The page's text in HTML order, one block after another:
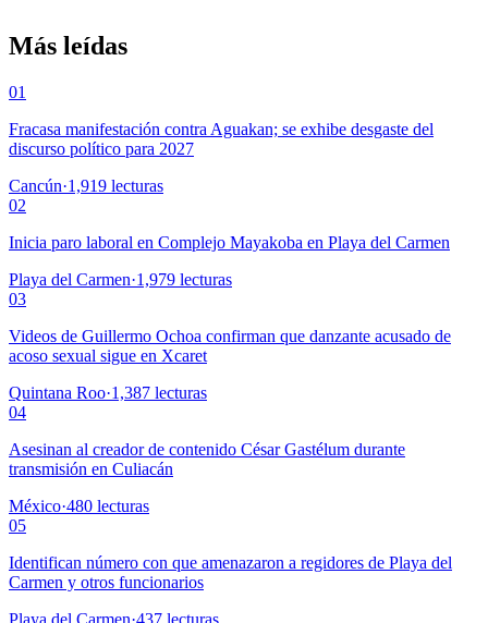
Más leídas
01
Fracasa manifestación contra Aguakan; se exhibe desgaste del
discurso político para 2027
Cancún·1,919 lecturas
02
Inicia paro laboral en Complejo Mayakoba en Playa del Carmen
Playa del Carmen·1,979 lecturas
03
Videos de Guillermo Ochoa confirman que danzante acusado de
acoso sexual sigue en Xcaret
Quintana Roo·1,387 lecturas
04
Asesinan al creador de contenido César Gastélum durante
transmisión en Culiacán
México·480 lecturas
05
Identifican número con que amenazaron a regidores de Playa del
Carmen y otros funcionarios
Playa del Carmen·437 lecturas